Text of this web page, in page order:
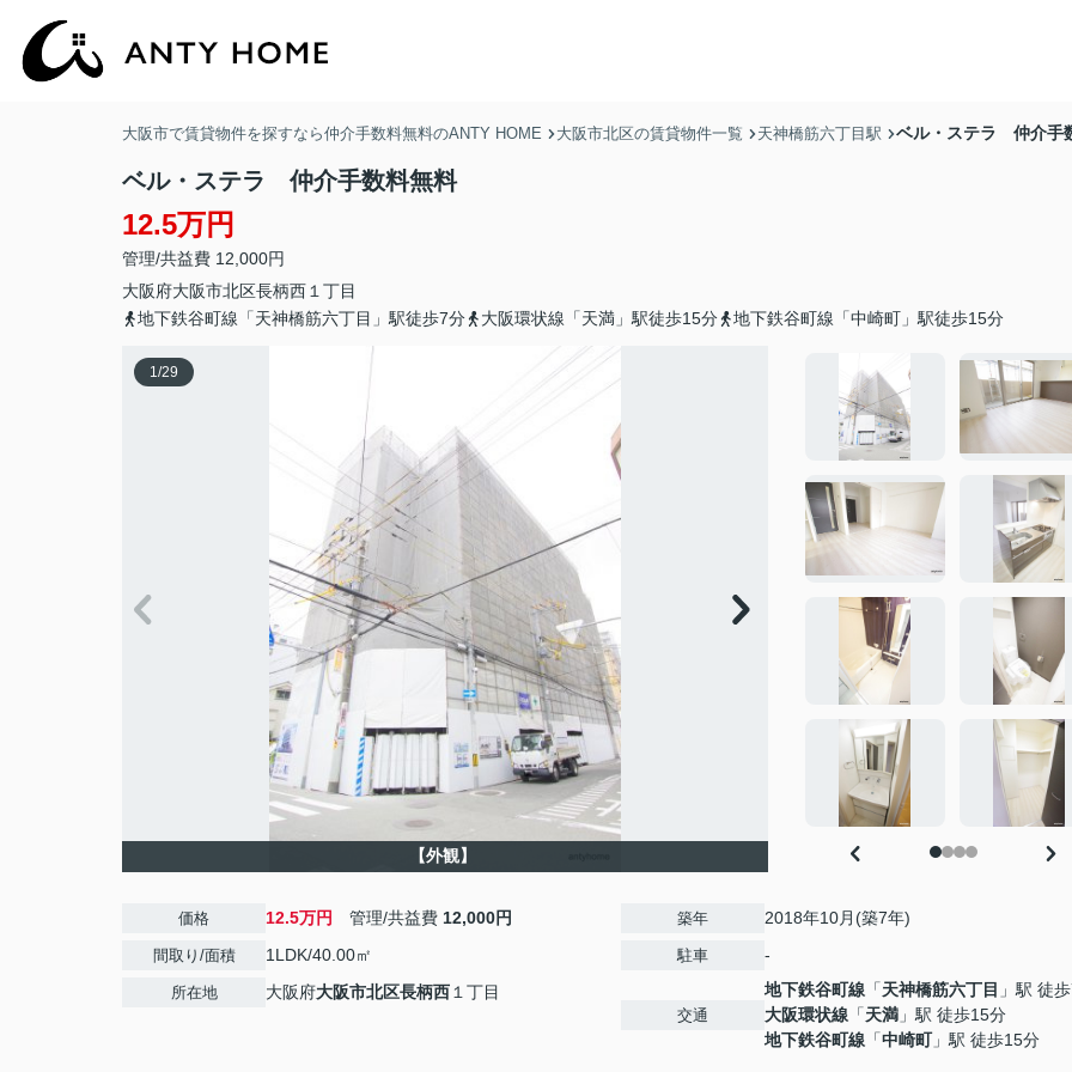
大阪市で賃貸物件を探すなら仲介手数料無料のANTY HOME 大阪市北区の賃貸物件一覧 天神橋筋六丁目駅 ベル・ステラ 仲介手
ベル・ステラ 仲介手数料無料
12.5万円
管理/共益費 12,000円
大阪府大阪市北区長柄西 １丁目
地下鉄谷町線「天神橋筋六丁目」駅徒歩7分
大阪環状線「天満」駅徒歩15分 地下鉄谷町線「中崎町」駅徒歩15分
1/29
【外観】
価格 12.5万円 管理/共益費 12,000円
間取り/面積 1LDK/40.00㎡
所在地 大阪府大阪市北区長柄西 １丁目
築年 2018年10月(築7年)
駐車 -
交通
地下鉄谷町線 「天神橋筋六丁目 」駅 徒
大阪環状線 「天満 」駅 徒歩15分
地下鉄谷町線 「中崎町」駅 徒歩15分